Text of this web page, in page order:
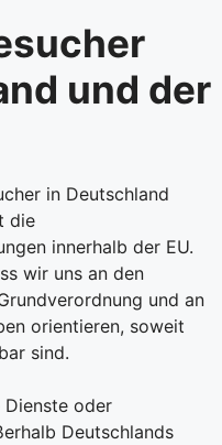
und der
in Deutschland
die
innerhalb der EU.
wir uns an den
und an
orientieren, soweit
sind.
Dienste oder
Deutschlands